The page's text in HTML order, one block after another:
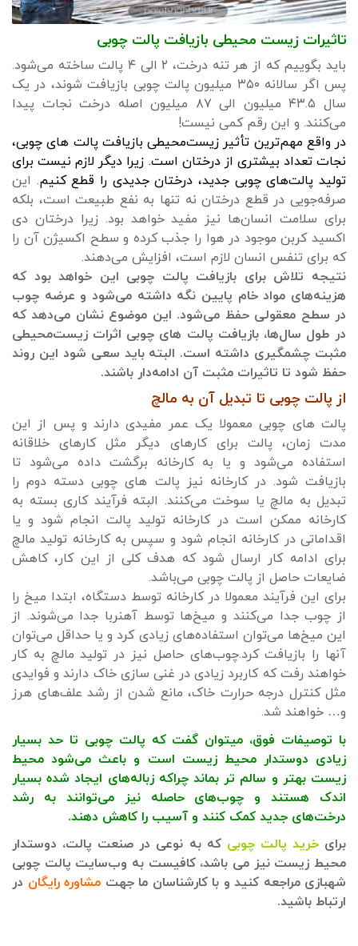
تاثیرات زیست محیطی بازیافت پالت چوبی
باید بگوییم که از هر تنه درخت، ۲ الی ۴ پالت ساخته می‌شود.
پس اگر سالانه ۳۵۰ میلیون پالت چوبی بازیافت شوند، در یک
سال ۴۳.۵ میلیون الی ۸۷ میلیون اصله درخت نجات پیدا
می‌کنند. و این رقم کمی نیست!
در واقع مهم‌ترین تأثیر زیست‌محیطی بازیافت پالت های چوبی،
نجات تعداد بیشتری از درختان است. زیرا دیگر لازم نیست برای
تولید پالت‌های چوبی جدید، درختان جدیدی را قطع کنیم. این
صرفه‌جویی در قطع درختان نه تنها به نفع طبیعت است، بلکه
برای سلامت انسان‌ها نیز مفید خواهد بود. زیرا درختان دی
اکسید کربن موجود در هوا را جذب کرده و سطح اکسیژن آن را
که برای تنفس انسان لازم است، افزایش می‌دهند.
نتیجه تلاش برای بازیافت پالت چوبی این خواهد بود که
هزینه‌های مواد خام پایین نگه داشته می‌شود و عرضه چوب
در سطح معقولی حفظ می‌شود. این موضوع نشان می‌دهد که
در طول سال‌ها، بازیافت پالت های چوبی اثرات زیست‌محیطی
مثبت چشمگیری داشته است. البته باید سعی شود این روند
حفظ شود تا تاثیرات مثبت آن ادامه‌دار باشند.
از پالت چوبی تا تبدیل آن به مالچ
پالت های چوبی معمولا یک عمر مفیدی دارند و پس از این
مدت زمان، پالت برای کارهای دیگر مثل کارهای خلاقانه
استفاده می‌شود و یا به کارخانه برگشت داده می‌شود تا
بازیافت شود. در کارخانه نیز پالت های چوبی دسته دوم را
تبدیل به مالچ یا سوخت می‌کنند. البته فرآیند کاری بسته به
کارخانه ممکن است در کارخانه تولید پالت انجام شود و یا
اقداماتی در کارخانه انجام شود و سپس به کارخانه تولید مالچ
برای ادامه کار ارسال شود که هدف کلی از این کار، کاهش
ضایعات حاصل از پالت چوبی می‌باشد.
برای این فرآیند معمولا در کارخانه توسط دستگاه، ابتدا میخ را
از چوب جدا می‌کنند و میخ‌ها توسط آهنربا جدا می‌شوند. از
این میخ‌ها می‌توان استفاده‌های زیادی کرد و یا حداقل می‌توان
آنها را بازیافت کرد.چوب‌های حاصل نیز در تولید مالچ به کار
خواهند رفت که کاربرد زیادی در غنی سازی خاک دارند و فوایدی
مثل کنترل درجه حرارت خاک، مانع شدن از رشد علف‌های هرز
و… خواهند شد.
با توصیفات فوق، میتوان گفت که پالت چوبی تا حد بسیار
زیادی دوستدار محیط زیست است و باعث می‌شود محیط
زیست بهتر و سالم تر بماند چراکه زباله‌های ایجاد شده بسیار
اندک هستند و چوب‌های حاصله نیز می‌توانند به رشد
درخت‌های جدید کمک کنند و آسیب را کاهش دهند.
برایخرید پالت چوبی که به نوعی در صنعت پالت، دوستدار
محیط زیست نیز می باشد، کافیست به وب‌سایت پالت چوبی
شهبازی مراجعه کنید و با کارشناسان ما جهت مشاوره رایگان در
ارتباط باشید.